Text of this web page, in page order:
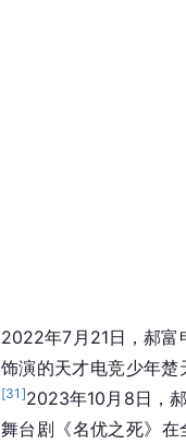
2022年7月21日，郝富
饰演的天才电竞少年
[31 ]2023年10月8日，
舞台剧《名优之死》在